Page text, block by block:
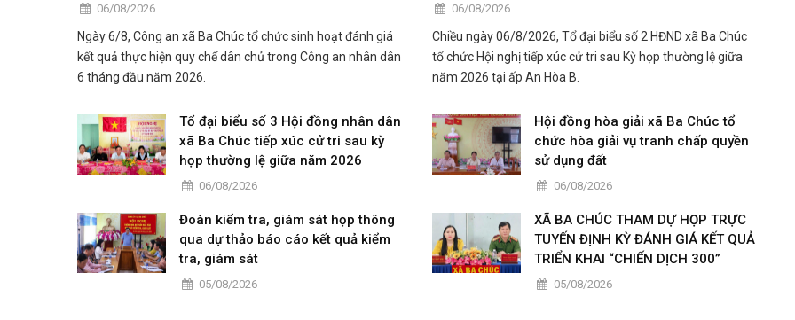
06/08/2026
Ngày 6/8, Công an xã Ba Chúc tổ chức sinh hoạt đánh giá
kết quả thực hiện quy chế dân chủ trong Công an nhân dân
6 tháng đầu năm 2026.
06/08/2026
Chiều ngày 06/8/2026, Tổ đại biểu số 2 HĐND xã Ba Chúc
tổ chức Hội nghị tiếp xúc cử tri sau Kỳ họp thường lệ giữa
năm 2026 tại ấp An Hòa B.
Tổ đại biểu số 3 Hội đồng nhân dân
xã Ba Chúc tiếp xúc cử tri sau kỳ
họp thường lệ giữa năm 2026
06/08/2026
Hội đồng hòa giải xã Ba Chúc tổ
chức hòa giải vụ tranh chấp quyền
sử dụng đất
06/08/2026
Đoàn kiểm tra, giám sát họp thông
qua dự thảo báo cáo kết quả kiểm
tra, giám sát
05/08/2026
XÃ BA CHÚC THAM DỰ HỌP TRỰC
TUYẾN ĐỊNH KỲ ĐÁNH GIÁ KẾT QUẢ
TRIỂN KHAI “CHIẾN DỊCH 300”
05/08/2026